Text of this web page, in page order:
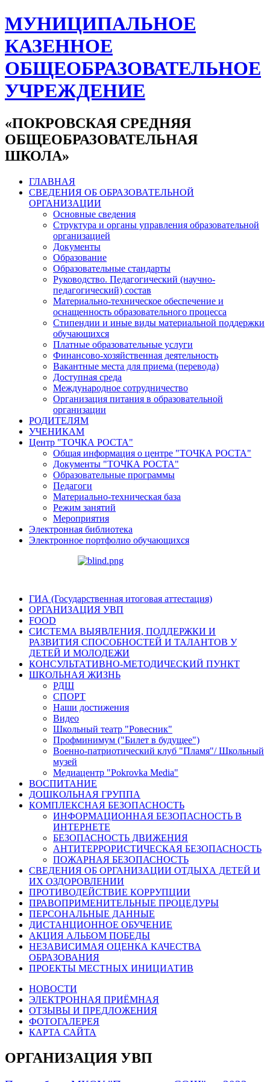
МУНИЦИПАЛЬНОЕ
КАЗЕННОЕ
ОБЩЕОБРАЗОВАТЕЛЬНОЕ
УЧРЕЖДЕНИЕ
«ПОКРОВСКАЯ СРЕДНЯЯ
ОБЩЕОБРАЗОВАТЕЛЬНАЯ
ШКОЛА»
ГЛАВНАЯ
СВЕДЕНИЯ ОБ ОБРАЗОВАТЕЛЬНОЙ
ОРГАНИЗАЦИИ
Основные сведения
Структура и органы управления образовательной
организацией
Документы
Образование
Образовательные стандарты
Руководство. Педагогический (научно-
педагогический) состав
Материально-техническое обеспечение и
оснащенность образовательного процесса
Стипендии и иные виды материальной поддержки
обучающихся
Платные образовательные услуги
Финансово-хозяйственная деятельность
Вакантные места для приема (перевода)
Доступная среда
Международное сотрудничество
Организация питания в образовательной
организации
РОДИТЕЛЯМ
УЧЕНИКАМ
Центр "ТОЧКА РОСТА"
Общая информация о центре "ТОЧКА РОСТА"
Документы "ТОЧКА РОСТА"
Образовательные программы
Педагоги
Материально-техническая база
Режим занятий
Мероприятия
Электронная библиотека
Электронное портфолио обучающихся
ГИА (Государственная итоговая аттестация)
ОРГАНИЗАЦИЯ УВП
FOOD
СИСТЕМА ВЫЯВЛЕНИЯ, ПОДДЕРЖКИ И
РАЗВИТИЯ СПОСОБНОСТЕЙ И ТАЛАНТОВ У
ДЕТЕЙ И МОЛОДЕЖИ
КОНСУЛЬТАТИВНО-МЕТОДИЧЕСКИЙ ПУНКТ
ШКОЛЬНАЯ ЖИЗНЬ
РДШ
СПОРТ
Наши достижения
Видео
Школьный театр "Ровесник"
Профминимум ("Билет в будущее")
Военно-патриотический клуб "Пламя"/ Школьный
музей
Медиацентр "Pokrovka Media"
ВОСПИТАНИЕ
ДОШКОЛЬНАЯ ГРУППА
КОМПЛЕКСНАЯ БЕЗОПАСНОСТЬ
ИНФОРМАЦИОННАЯ БЕЗОПАСНОСТЬ В
ИНТЕРНЕТЕ
БЕЗОПАСНОСТЬ ДВИЖЕНИЯ
АНТИТЕРРОРИСТИЧЕСКАЯ БЕЗОПАСНОСТЬ
ПОЖАРНАЯ БЕЗОПАСНОСТЬ
СВЕДЕНИЯ ОБ ОРГАНИЗАЦИИ ОТДЫХА ДЕТЕЙ И
ИХ ОЗДОРОВЛЕНИИ
ПРОТИВОДЕЙСТВИЕ КОРРУПЦИИ
ПРАВОПРИМЕНИТЕЛЬНЫЕ ПРОЦЕДУРЫ
ПЕРСОНАЛЬНЫЕ ДАННЫЕ
ДИСТАНЦИОННОЕ ОБУЧЕНИЕ
АКЦИЯ АЛЬБОМ ПОБЕДЫ
НЕЗАВИСИМАЯ ОЦЕНКА КАЧЕСТВА
ОБРАЗОВАНИЯ
ПРОЕКТЫ МЕСТНЫХ ИНИЦИАТИВ
НОВОСТИ
ЭЛЕКТРОННАЯ ПРИЁМНАЯ
ОТЗЫВЫ И ПРЕДЛОЖЕНИЯ
ФОТОГАЛЕРЕЯ
КАРТА САЙТА
ОРГАНИЗАЦИЯ УВП